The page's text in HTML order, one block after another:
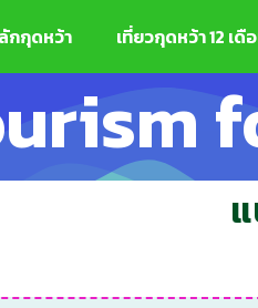
กกุดหว้า เที่ยวกุดหว้า 12 เดื